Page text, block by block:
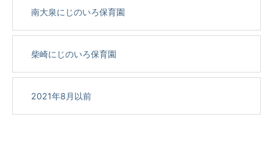
南大泉にじのいろ保育園
柴崎にじのいろ保育園
2021年8月以前